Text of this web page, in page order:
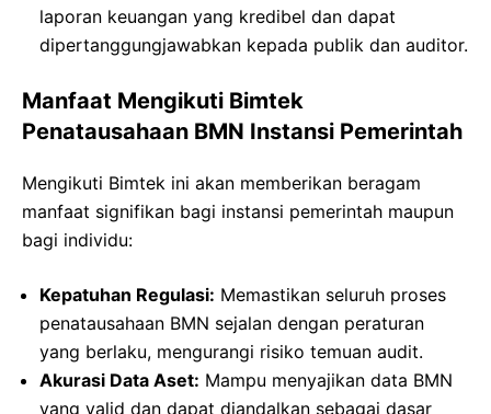
laporan keuangan yang kredibel dan dapat
dipertanggungjawabkan kepada publik dan auditor.
Manfaat Mengikuti Bimtek
Penatausahaan BMN Instansi Pemerintah
Mengikuti Bimtek ini akan memberikan beragam
manfaat signifikan bagi instansi pemerintah maupun
bagi individu:
Kepatuhan Regulasi: Memastikan seluruh proses
penatausahaan BMN sejalan dengan peraturan
yang berlaku, mengurangi risiko temuan audit.
Akurasi Data Aset: Mampu menyajikan data BMN
yang valid dan dapat diandalkan sebagai dasar